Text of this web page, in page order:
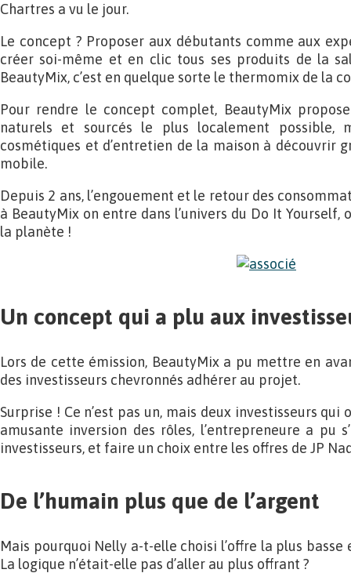
Chartres a vu le jour.
Le concept ? Proposer aux débutants comme aux
créer soi-même et en clic tous ses produits de la
BeautyMix, c’est en quelque sorte le thermomix de la
Pour rendre le concept complet, BeautyMix
naturels et sourcés le plus localement possible,
cosmétiques et d’entretien de la maison à découvrir
mobile.
Depuis 2 ans, l’engouement et le retour des
à BeautyMix on entre dans l’univers du Do It
la planète !
Un concept qui a plu aux
Lors de cette émission, BeautyMix a pu mettre en
des investisseurs chevronnés adhérer au projet.
Surprise ! Ce n’est pas un, mais deux investisseurs
amusante inversion des rôles, l’entrepreneure a pu
investisseurs, et faire un choix entre les offres de JP
De l’humain plus que de l’argent
Mais pourquoi Nelly a-t-elle choisi l’offre la plus basse
La logique n’était-elle pas d’aller au plus offrant ?